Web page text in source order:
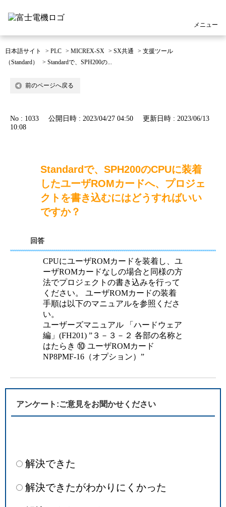
メニュー
日本語サイト > PLC > MICREX-SX > SX共通 > 支援ツール
（Standard）
> Standardで、SPH200の...
前のページへ戻る
No : 1033 公開日時 : 2023/04/27 04:50
更新日時 : 2023/06/13
10:08
Standardで、SPH200のCPUに装着
したユーザROMカードへ、プロジェ
クトを書き込むにはどうすればいい
ですか？
回答
CPUにユーザROMカードを装着し、ユ
ーザROMカードなしの場合と同様の方
法でプロジェクトの書き込みを行って
ください。 ユーザROMカードの装着
手順は以下のマニュアルを参照くださ
い。
ユーザーズマニュアル 「ハードウェア
編」(FH201) ”３－３－２ 各部の名称と
はたらき ⑩ ユーザROMカード
NP8PMF-16（オプション）”
アンケート:ご意見をお聞かせください
解決できた
解決できたがわかりにくかった